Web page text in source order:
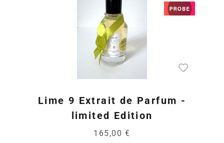
Lime 9 Extrait de Parfum -
limited Edition
165,00 €